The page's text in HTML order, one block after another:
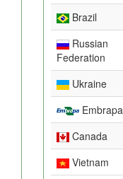
Brazil
Russian
Federation
Ukraine
Embrapa
Canada
Vietnam